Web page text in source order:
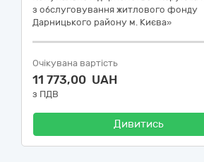
з обслуговування житлового фонду
Дарницького району м. Києва»
Очікувана вартість
11 773,00 UAH
з ПДВ
Дивитись